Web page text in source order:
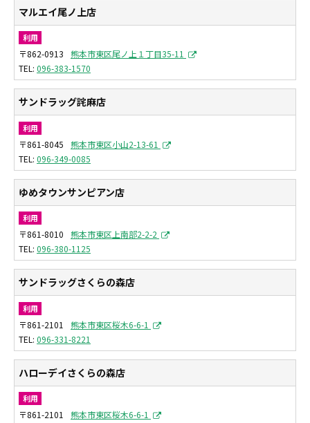
マルエイ尾ノ上店
利用
〒862-0913
熊本市東区尾ノ上１丁目35-11
096-383-1570
サンドラッグ詫麻店
利用
〒861-8045
熊本市東区小山2-13-61
096-349-0085
ゆめタウンサンピアン店
利用
〒861-8010
熊本市東区上南部2-2-2
096-380-1125
サンドラッグさくらの森店
利用
〒861-2101
熊本市東区桜木6-6-1
096-331-8221
ハローデイさくらの森店
利用
〒861-2101 熊本市東区桜木6-6-1